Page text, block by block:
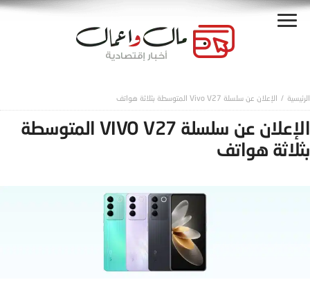
الإعلان عن سلسلة Vivo V27 المتوسطة بثلاثة هواتف
الإعلان عن سلسلة VIVO V27 المتوسطة
بثلاثة هواتف